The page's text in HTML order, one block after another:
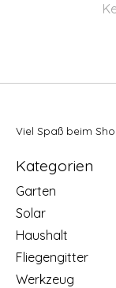
Viel Spaß beim
Kategorien
Garten
Solar
Haushalt
Fliegengitter
Werkzeug